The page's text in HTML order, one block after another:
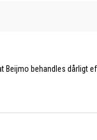
Beijmo behandles